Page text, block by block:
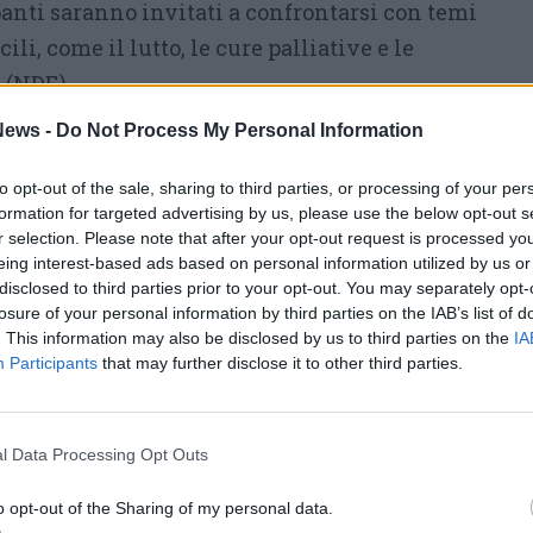
- Do Not Process My Personal Information
opt-out of the sale, sharing to third parties, or processing of your
for targeted advertising by us, please use the below opt-out
selection. Please note that after your opt-out request is processed
interest-based ads based on personal information utilized by us
to third parties prior to your opt-out. You may separately
of your personal information by third parties on the IAB’s list of
This information may also be disclosed by us to third parties on the
Participants that may further disclose it to other third parties.
Data Processing Opt Outs
opt-out of the Sharing of my personal data.
saranno invitati a confrontarsi con temi
come il lutto, le cure palliative e le
specifiche ed è rivolto a chi
dell’esistenza, a chi sta
di perdita e anche a chi opera nei settori
relazioni d’aiuto.
ci sarà anche la figura della dula del
che accompagna le persone e le loro
della vita.
spazio anche la letteratura e la
autori e compositori come Ludovico